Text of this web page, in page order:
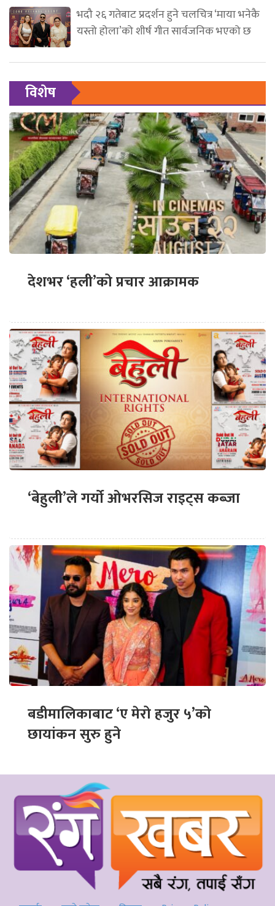
भदौ २६ गतेबाट प्रदर्शन हुने चलचित्र ‘माया भनेकै
यस्तो होला’को शीर्ष गीत सार्वजनिक भएको छ
विशेष
देशभर ‘हली’को प्रचार आक्रामक
‘बेहुली’ले गर्यो ओभरसिज राइट्स कब्जा
बडीमालिकाबाट ‘ए मेरो हजुर ५’को
छायांकन सुरु हुने